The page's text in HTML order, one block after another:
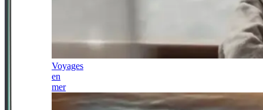
Voyages
en
mer